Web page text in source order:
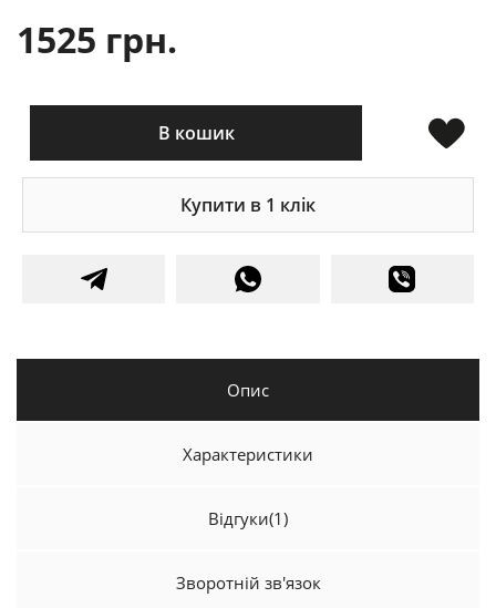
1525 грн.
В кошик
Купити в 1 клік
Опис
Характеристики
Відгуки(1)
Зворотній зв'язок